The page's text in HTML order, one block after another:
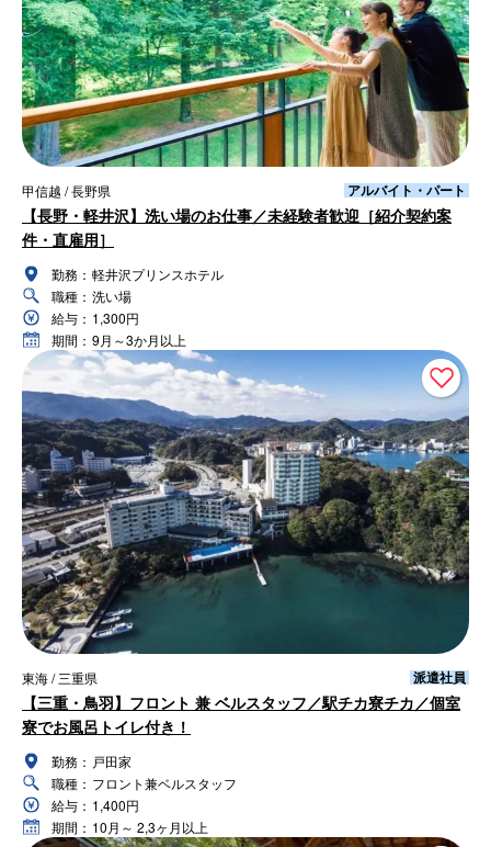
甲信越 / 長野県 アルバイト・パート
【長野・軽井沢】洗い場のお仕事／未経験者歓迎［紹介契約案
件・直雇用］
勤務： 軽井沢プリンスホテル
職種： 洗い場
給与： 1,300円
期間： 9月～3か月以上
東海 / 三重県 派遣社員
【三重・鳥羽】フロント 兼 ベルスタッフ／駅チカ寮チカ／個室
寮でお風呂トイレ付き！
勤務： 戸田家
職種： フロント兼ベルスタッフ
給与： 1,400円
期間： 10月～ 2,3ヶ月以上